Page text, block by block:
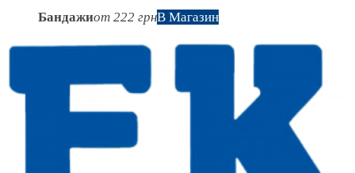
Бандажиот 222 грнВ Магазин